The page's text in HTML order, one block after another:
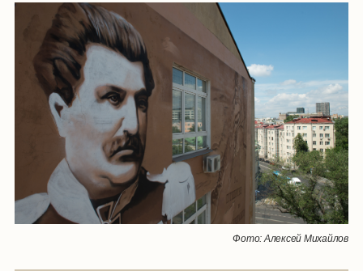
Фото: Алексей Михайлов